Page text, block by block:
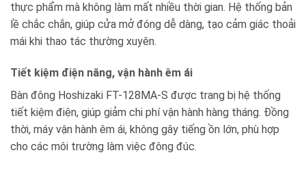
thực phẩm mà không làm mất nhiều thời gian. Hệ thống bản
lề chắc chắn, giúp cửa mở đóng dễ dàng, tạo cảm giác thoải
mái khi thao tác thường xuyên.
Tiết kiệm điện năng, vận hành êm ái
Bàn đông Hoshizaki FT-128MA-S được trang bị hệ thống
tiết kiệm điện, giúp giảm chi phí vận hành hàng tháng. Đồng
thời, máy vận hành êm ái, không gây tiếng ồn lớn, phù hợp
cho các môi trường làm việc đông đúc.